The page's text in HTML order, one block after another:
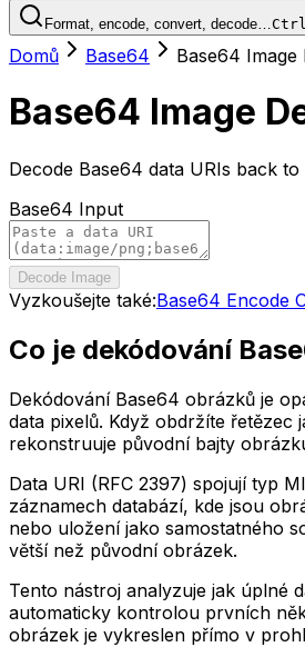
Format, encode, convert, decode…
Domů Base64 Base64 Image
Base64 Image
Decode Base64 data URIs back to
Base64 Input
Decode Image
Vyzkoušejte také:Base64 Encode
Co je dekódování
Dekódování Base64 obrázků je
data pixelů. Když obdržíte řetězec
rekonstruuje původní bajty
Data URI (RFC 2397) spojují typ
záznamech databází, kde jsou
nebo uložení jako samostatného
větší než původní obrázek.
Tento nástroj analyzuje jak úplné
automaticky kontrolou prvních
obrázek je vykreslen přímo v